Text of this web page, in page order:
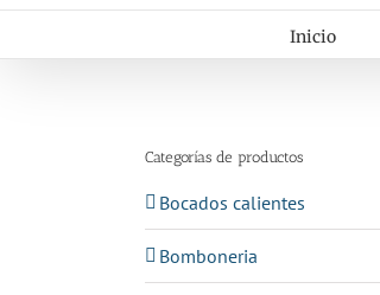
Inicio
Categorías de productos
Bocados calientes
Bomboneria